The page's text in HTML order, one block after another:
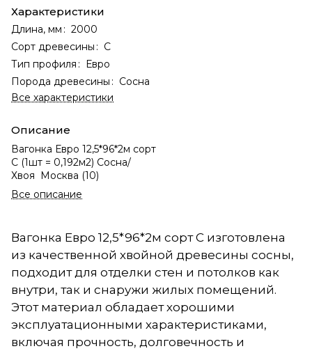
Характеристики
Длина, мм : 2000
Сорт древесины : С
Тип профиля : Евро
Порода древесины : Сосна
Все характеристики
Описание
Вагонка Евро 12,5*96*2м сорт
С (1шт = 0,192м2) Сосна/
Хвоя Москва (10)
Все описание
Вагонка Евро 12,5*96*2м сорт С изготовлена
из качественной хвойной древесины сосны,
подходит для отделки стен и потолков как
внутри, так и снаружи жилых помещений.
Этот материал обладает хорошими
эксплуатационными характеристиками,
включая прочность, долговечность и